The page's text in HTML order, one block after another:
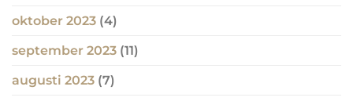
oktober 2023 (4)
september 2023 (11)
augusti 2023 (7)